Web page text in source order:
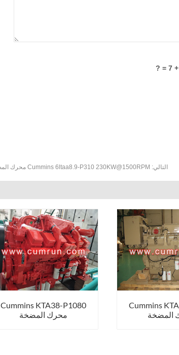
التالي: Cummins 6ltaa8.9-P310 230KW@1500RPM محرك المضخة
Cummins KTA38-P1080
محرك المضخة
Cummins
المضخة